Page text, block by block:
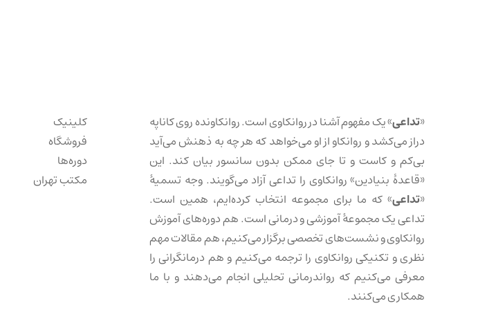
«تداعی» یک مفهوم آشنا در روانکاوی است. روانکاونده روی کاناپه
دراز می‌کشد و روانکاو از او می‌خواهد که هر چه به ذهنش می‌آید
بی‌کم و کاست و تا جای ممکن بدون سانسور بیان کند. این
«قاعدهٔ بنیادین» روانکاوی را تداعی آزاد می‌گویند. وجه تسمیهٔ
«تداعی» که ما برای مجموعه انتخاب کرده‌ایم، همین است.
تداعی یک مجموعهٔ آموزشی و درمانی است. هم دوره‌های آموزش
روانکاوی و نشست‌های تخصصی برگزار می‌کنیم، هم مقالات مهم
نظری و تکنیکی روانکاوی را ترجمه می‌کنیم و هم درمانگرانی را
معرفی می‌کنیم که رواندرمانی تحلیلی انجام می‌دهند و با ما
همکاری می‌کنند.
کلینیک
فروشگاه
دوره‌ها
مکتب تهران